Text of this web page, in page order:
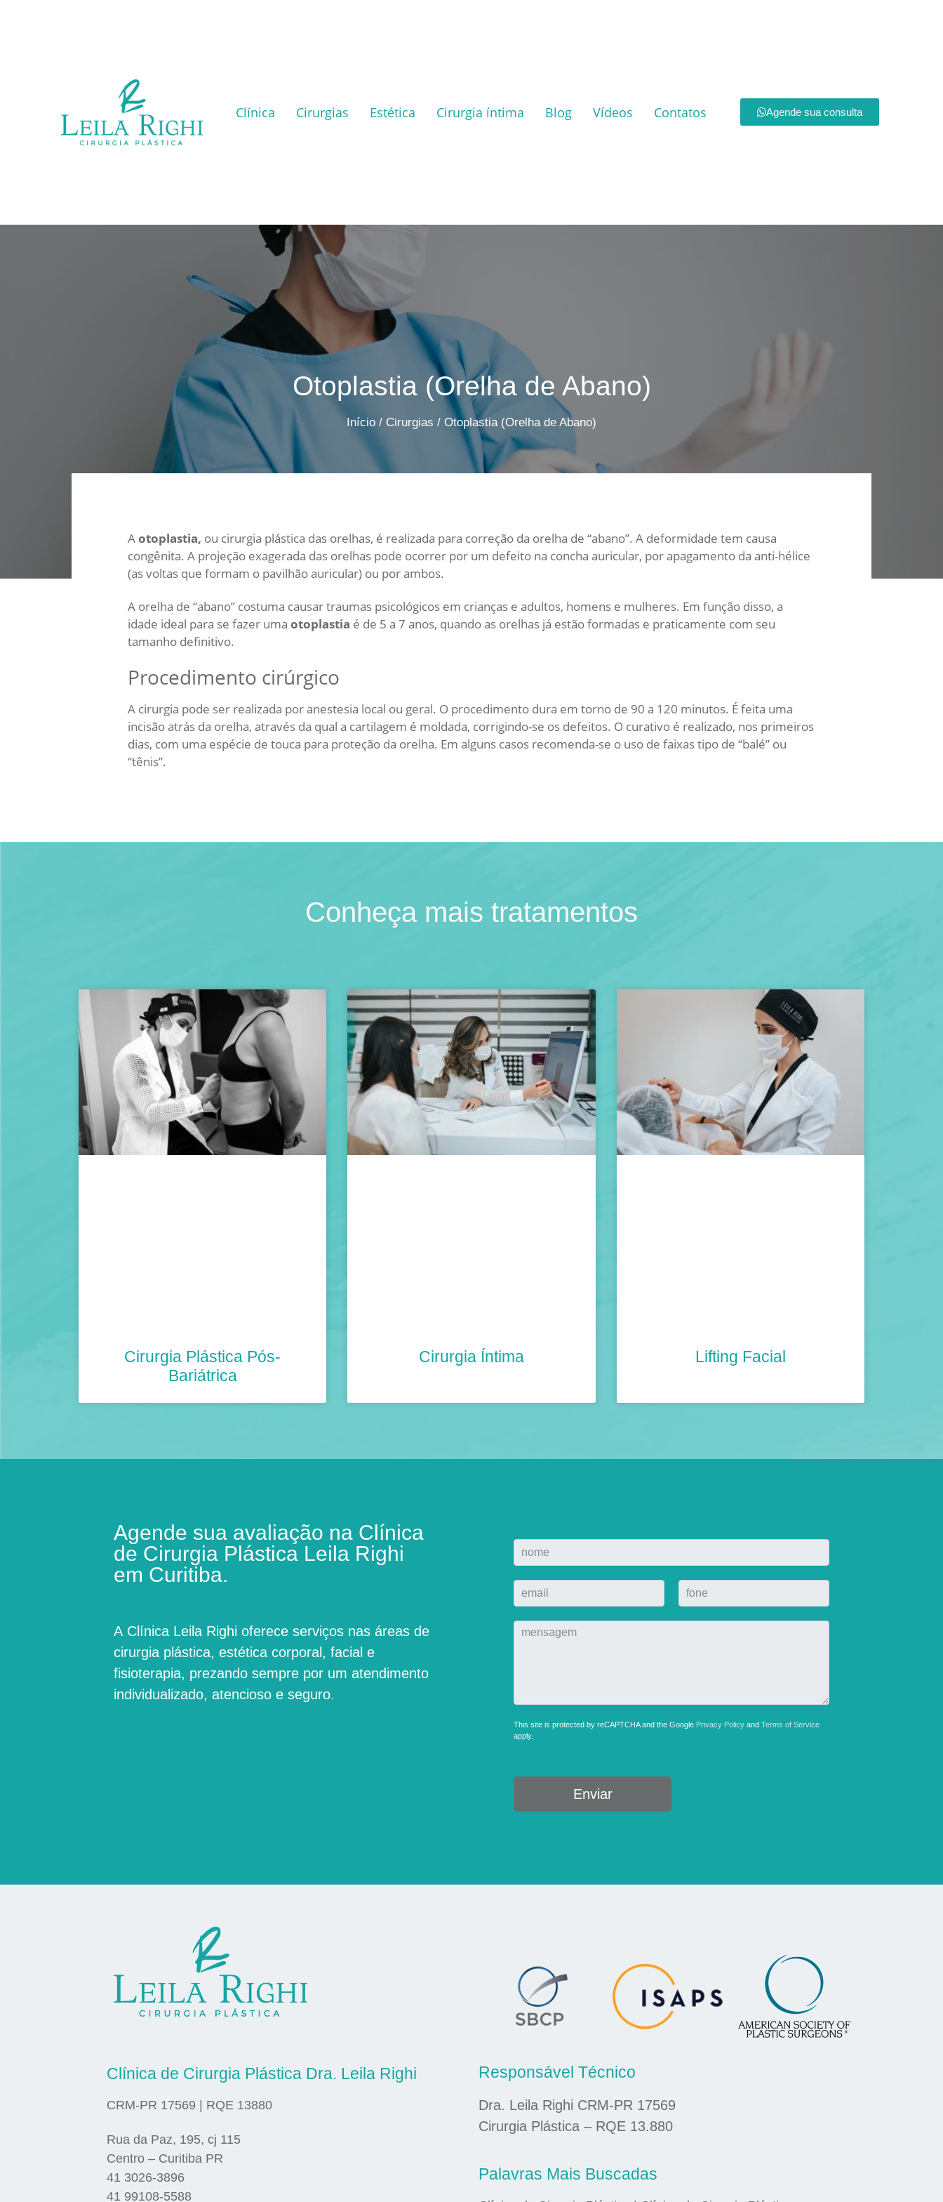
Clínica Cirurgias Estética Cirurgia íntima Blog Vídeos Contatos Agende sua consulta
Otoplastia (Orelha de Abano)
Início / Cirurgias / Otoplastia (Orelha de Abano)
Aotoplastia, ou cirurgia plástica das orelhas, é realizada para correção da orelha de “abano”. A deformidade tem causa
congênita. A projeção exagerada das orelhas pode ocorrer por um defeito na concha auricular, por apagamento da anti-hélice
(as voltas que formam o pavilhão auricular) ou por ambos.
A orelha de “abano” costuma causar traumas psicológicos em crianças e adultos, homens e mulheres. Em função disso, a
idade ideal para se fazer uma otoplastia é de 5 a 7 anos, quando as orelhas já estão formadas e praticamente com seu
tamanho definitivo.
Procedimento cirúrgico
A cirurgia pode ser realizada por anestesia local ou geral. O procedimento dura em torno de 90 a 120 minutos. É feita uma
incisão atrás da orelha, através da qual a cartilagem é moldada, corrigindo-se os defeitos. O curativo é realizado, nos primeiros
dias, com uma espécie de touca para proteção da orelha. Em alguns casos recomenda-se o uso de faixas tipo de “balé” ou
“tênis”.
Conheça mais tratamentos
Cirurgia Plástica Pós-
Bariátrica
Cirurgia Íntima Lifting Facial
Agende sua avaliação na Clínica
de Cirurgia Plástica Leila Righi
em Curitiba.
A Clínica Leila Righi oferece serviços nas áreas de
cirurgia plástica, estética corporal, facial e
fisioterapia, prezando sempre por um atendimento
individualizado, atencioso e seguro.
This site is protected by reCAPTCHA and the Google Privacy Policy and Terms of Service
apply.
Enviar
Clínica de Cirurgia Plástica Dra. Leila Righi
CRM-PR 17569 | RQE 13880
Rua da Paz, 195, cj 115
Centro – Curitiba PR
41 3026-3896
41 99108-5588
Responsável Técnico
Dra. Leila Righi CRM-PR 17569
Cirurgia Plástica – RQE 13.880
Palavras Mais Buscadas